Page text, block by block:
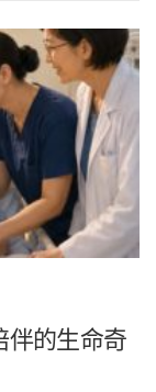
伴的生命奇